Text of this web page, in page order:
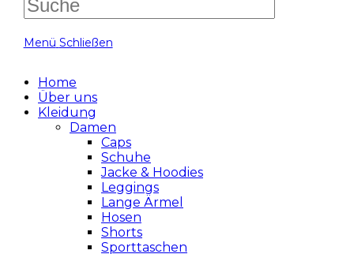
Menü Schließen
Home
Über uns
Kleidung
Damen
Caps
Schuhe
Jacke & Hoodies
Leggings
Lange Ärmel
Hosen
Shorts
Sporttaschen